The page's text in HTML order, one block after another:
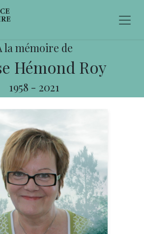
la mémoire de
Hémond Roy
1958 - 2021